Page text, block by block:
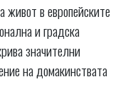
живот в европейските
и градска
значителни
на домакинствата